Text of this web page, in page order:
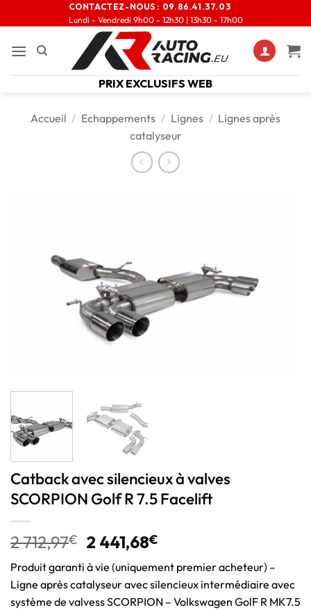
CONTACTEZ-NOUS : 09.86.41.37.03
Lundi - Vendredi 9h00 - 12h30 | 13h30 - 17h00
PRIX EXCLUSIFS WEB
Accueil / Echappements / Lignes / Lignes après
catalyseur
Catback avec silencieux à valves
SCORPION Golf R 7.5 Facelift
2 712,97€ 2 441,68€
Produit garanti à vie (uniquement premier acheteur) –
Ligne après catalyseur avec silencieux intermédiaire avec
système de valvess SCORPION – Volkswagen GolF R MK7.5